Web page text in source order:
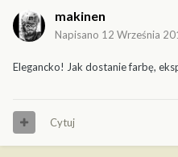
makinen
Napisano 12 Września
Elegancko! Jak dostanie farbę,
Cytuj